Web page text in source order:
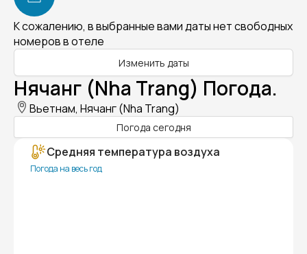
К сожалению, в выбранные вами даты нет свободных
номеров в отеле
Изменить даты
Нячанг (Nha Trang) Погода.
Вьетнам, Нячанг (Nha Trang)
Погода сегодня
Средняя температура воздуха
Погода на весь год